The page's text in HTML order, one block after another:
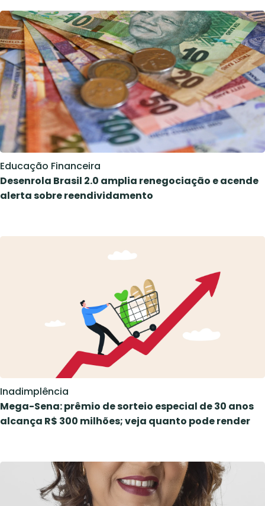
Educação Financeira
Desenrola Brasil 2.0 amplia renegociação e acende
alerta sobre reendividamento
Inadimplência
Mega-Sena: prêmio de sorteio especial de 30 anos
alcança R$ 300 milhões; veja quanto pode render